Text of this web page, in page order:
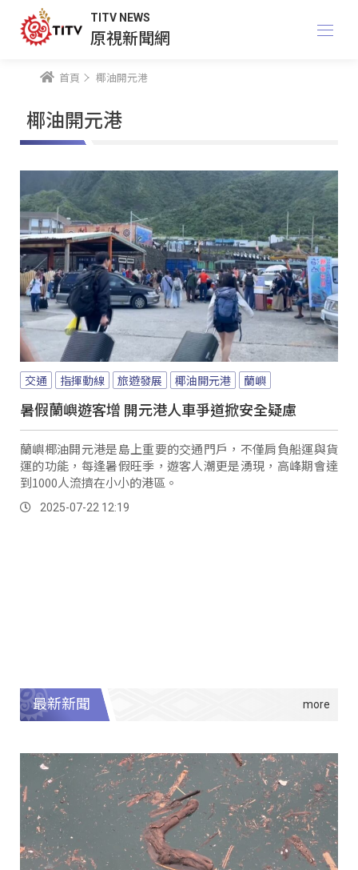
TITV NEWS
原視新聞網
首頁 椰油開元港
椰油開元港
交通 指揮動線 旅遊發展 椰油開元港 蘭嶼
暑假蘭嶼遊客增 開元港人車爭道掀安全疑慮
蘭嶼椰油開元港是島上重要的交通門戶，不僅肩負船運與貨
運的功能，每逢暑假旺季，遊客人潮更是湧現，高峰期會達
到1000人流擠在小小的港區。
2025-07-22 12:19
最新新聞